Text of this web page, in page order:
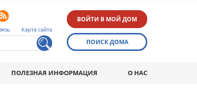
Карта сайта
ВОЙТИ В МОЙ ДОМ
ПОИСК ДОМА
ПОЛЕЗНАЯ ИНФОРМАЦИЯ О НАС